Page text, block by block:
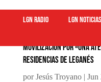
LGN Radio LGN Noticias
Movilización por «una
residencias de Leganés
porJesús Troyano| Jun